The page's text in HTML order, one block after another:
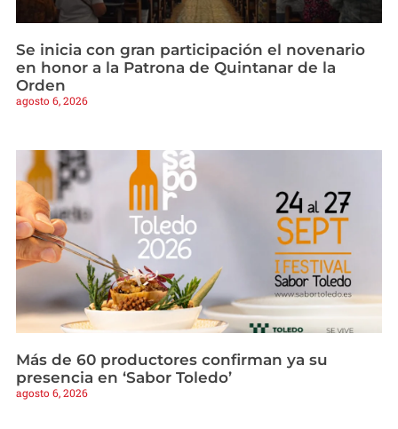
Se inicia con gran participación el novenario
en honor a la Patrona de Quintanar de la
Orden
agosto 6, 2026
Más de 60 productores confirman ya su
presencia en ‘Sabor Toledo’
agosto 6, 2026